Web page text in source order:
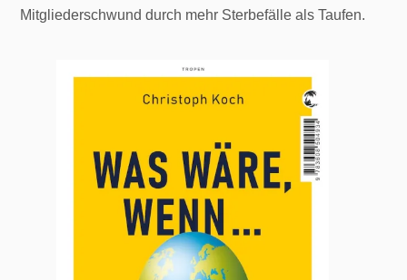
Mitgliederschwund durch mehr Sterbefälle als Taufen.